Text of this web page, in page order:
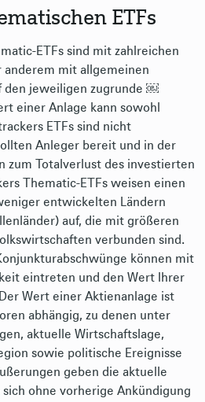
ETFs
ETFs sind mit zahlreichen
anderem mit allgemeinen
den jeweiligen zugrunde ￼
einer Anlage kann sowohl
ETFs sind nicht
Anleger bereit und in der
zum Totalverlust des investierten
Thematic-ETFs weisen einen
entwickelten Ländern
auf, die mit größeren
verbunden sind.
können mit
eintreten und den Wert Ihrer
Wert einer Aktienanlage ist
abhängig, zu denen unter
aktuelle Wirtschaftslage,
sowie politische Ereignisse
geben die aktuelle
ohne vorherige Ankündigung